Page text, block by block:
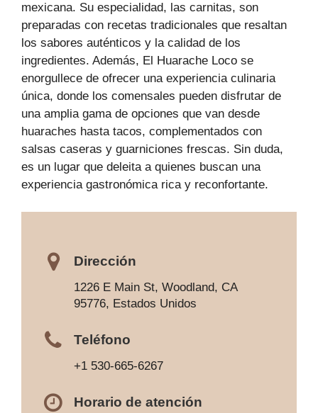
mexicana. Su especialidad, las carnitas, son
preparadas con recetas tradicionales que resaltan
los sabores auténticos y la calidad de los
ingredientes. Además, El Huarache Loco se
enorgullece de ofrecer una experiencia culinaria
única, donde los comensales pueden disfrutar de
una amplia gama de opciones que van desde
huaraches hasta tacos, complementados con
salsas caseras y guarniciones frescas. Sin duda,
es un lugar que deleita a quienes buscan una
experiencia gastronómica rica y reconfortante.
Dirección
1226 E Main St, Woodland, CA
95776, Estados Unidos
Teléfono
+1 530-665-6267
Horario de atención